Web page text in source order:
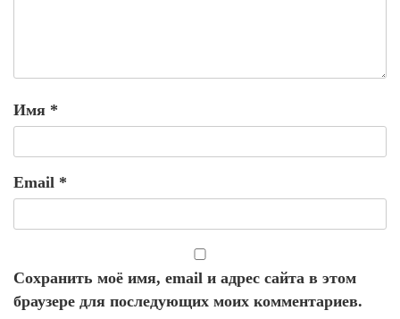
Имя *
Email *
Сохранить моё имя, email и адрес сайта в этом
браузере для последующих моих комментариев.